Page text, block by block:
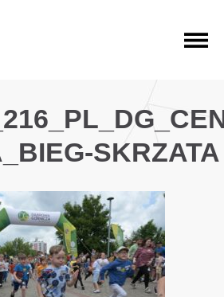
GŁÓWNEGO
SKRZATA